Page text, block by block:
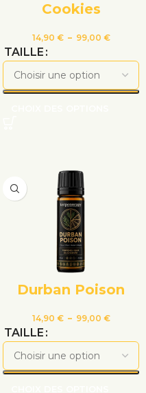
Cookies
14,90 € – 99,00 €
TAILLE
Durban Poison
14,90 € – 99,00 €
TAILLE